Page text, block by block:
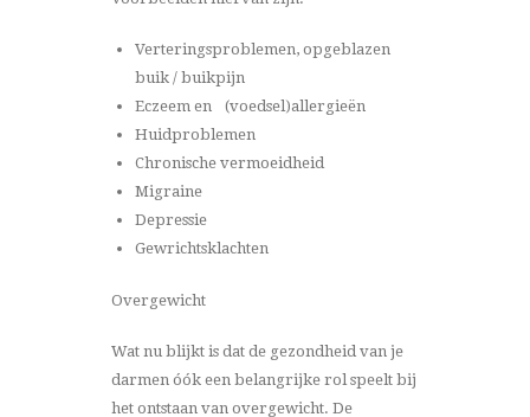
Verteringsproblemen, opgeblazen
buik / buikpijn
Eczeem en (voedsel)allergieën
Huidproblemen
Chronische vermoeidheid
Migraine
Depressie
Gewrichtsklachten
Overgewicht
Wat nu blijkt is dat de gezondheid van je
darmen óók een belangrijke rol speelt bij
het ontstaan van overgewicht. De